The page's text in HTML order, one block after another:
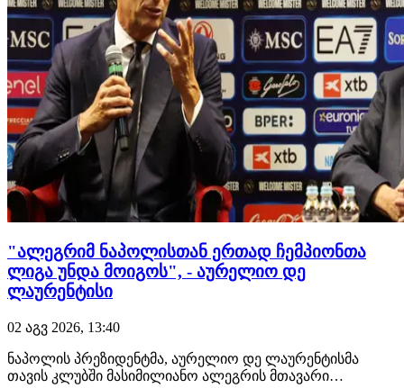
"ალეგრიმ ნაპოლისთან ერთად ჩემპიონთა
ლიგა უნდა მოიგოს", - აურელიო დე
ლაურენტისი
02 აგვ 2026, 13:40
ნაპოლის პრეზიდენტმა, აურელიო დე ლაურენტისმა
თავის კლუბში მასიმილიანო ალეგრის მთავარი